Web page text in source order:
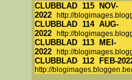
CLUBBLAD 115 NOV-
2022 http://
CLUBBLAD 114 AUG-
2022 http://
CLUBBLAD 113 MEI-
2022 http://
CLUBBLAD 112 FEB-
http://